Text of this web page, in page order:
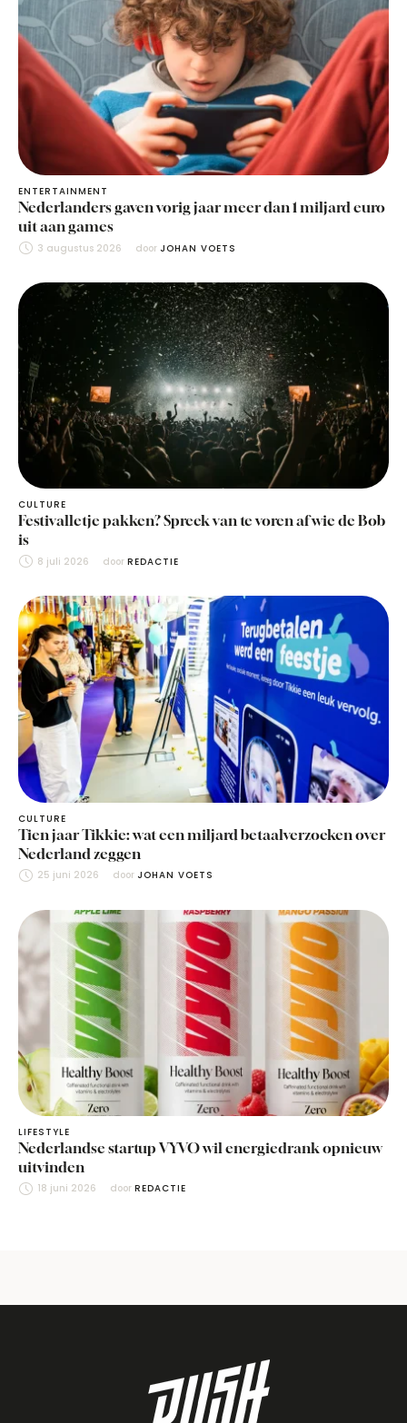
ENTERTAINMENT
Nederlanders gaven vorig jaar meer dan 1 miljard euro
uit aan games
3 augustus 2026 door JOHAN VOETS
CULTURE
Festivalletje pakken? Spreek van te voren af wie de Bob
is
8 juli 2026 door REDACTIE
CULTURE
Tien jaar Tikkie: wat een miljard betaalverzoeken over
Nederland zeggen
25 juni 2026 door JOHAN VOETS
LIFESTYLE
Nederlandse startup VYVO wil energiedrank opnieuw
uitvinden
18 juni 2026 door REDACTIE